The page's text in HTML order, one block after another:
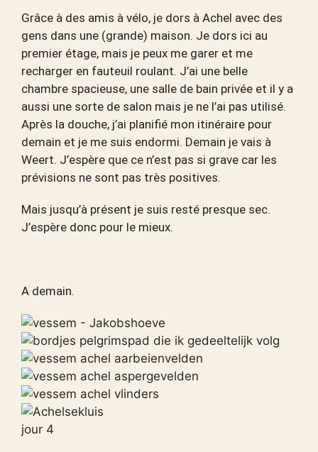
Grâce à des amis à vélo, je dors à Achel avec des
gens dans une (grande) maison. Je dors ici au
premier étage, mais je peux me garer et me
recharger en fauteuil roulant. J’ai une belle
chambre spacieuse, une salle de bain privée et il y a
aussi une sorte de salon mais je ne l’ai pas utilisé.
Après la douche, j’ai planifié mon itinéraire pour
demain et je me suis endormi. Demain je vais à
Weert. J’espère que ce n’est pas si grave car les
prévisions ne sont pas très positives.
Mais jusqu’à présent je suis resté presque sec.
J’espère donc pour le mieux.
A demain.
jour 4